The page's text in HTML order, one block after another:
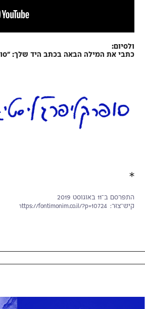
ולסיום:
כתבי את המילה הבאה בכתב היד שלך:
✱
התפרסם ב־11 באוגוסט 2019
קיש־צוּר: